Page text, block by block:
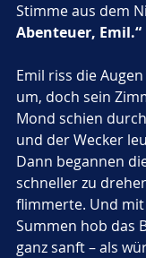
Stimme aus dem
Abenteuer, Emil.“
Emil riss die
um, doch sein
Mond schien
und der Wecker
Dann begannen
schneller zu
flimmerte. Und
Summen hob das
ganz sanft – als